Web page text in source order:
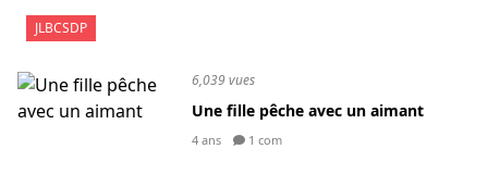
JLBCSDP
6,039 vues
Une fille pêche avec un aimant
4 ans 1 com